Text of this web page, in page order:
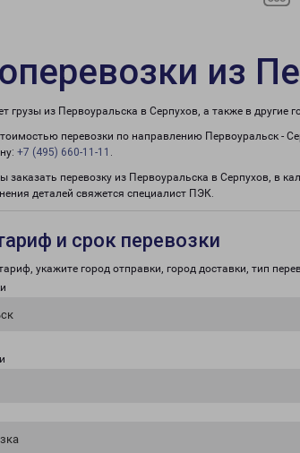
из
грузы из Первоуральска в Серпухов, а также в
перевозки по направлению Первоуральск -
+7 (495) 660-11-11 .
заказать перевозку из Первоуральска в Серпухов, в
деталей свяжется специалист ПЭК.
и срок перевозки
укажите город отправки, город доставки, тип